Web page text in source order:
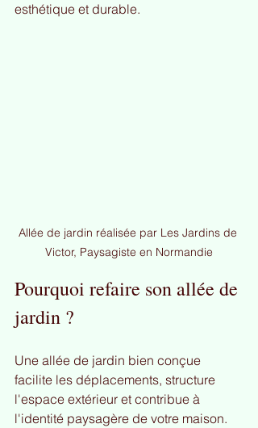
esthétique et durable.
Allée de jardin réalisée par Les Jardins de
Victor, Paysagiste en Normandie
Pourquoi refaire son allée de
jardin ?
Une allée de jardin bien conçue
facilite les déplacements, structure
l'espace extérieur et contribue à
l'identité paysagère de votre maison.